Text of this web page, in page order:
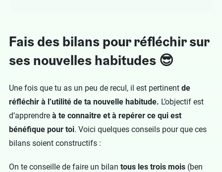
Fais des bilans pour réfléchir sur
ses nouvelles habitudes 😎
Une fois que tu as un peu de recul, il est pertinent de
réfléchir à l’utilité de ta nouvelle habitude. L’objectif est
d’apprendre à te connaitre et à repérer ce qui est
bénéfique pour toi. Voici quelques conseils pour que ces
bilans soient constructifs :
On te conseille de faire un bilan tous les trois mois (ben